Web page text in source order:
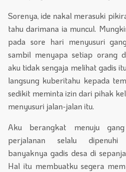
Sorenya, ide nakal merasuki
tahu darimana ia muncul.
pada sore hari menyusuri
sambil menyapa setiap orang
aku tidak sengaja melihat gadis
langsung kuberitahu kepada
sedikit meminta izin dari pihak
menyusuri jalan-jalan itu.
Aku berangkat menuju
perjalanan selalu dipenuhi
banyaknya gadis desa di
Hal itu membuatku segera